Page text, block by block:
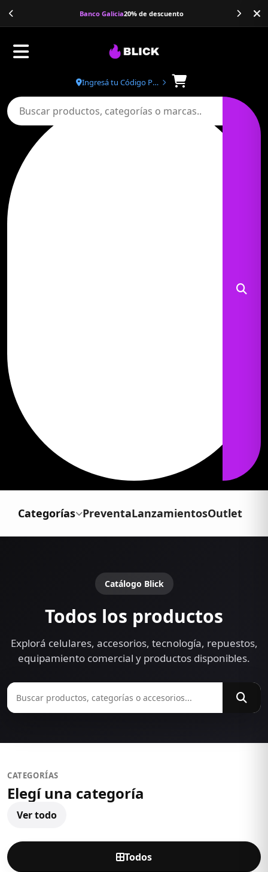
Banco Galicia20% de descuento
Buscar productos
Ingresá tu Código Postal
Categorías PreventaLanzamientosOutlet
Catálogo Blick
Todos los productos
Explorá celulares, accesorios, tecnología, repuestos,
equipamiento comercial y productos disponibles.
CATEGORÍAS
Elegí una categoría
Ver todo
Todos